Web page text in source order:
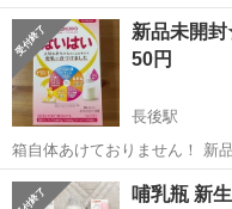
る方にお譲りします。 もう1箱ありますので まとめて2箱でもお譲りで
きます☺️ 即日お渡し可能🙆‍♀️ 受け渡しはセブンイレブン藤沢長後南
店、長後駅...
神奈川 藤沢市 長後駅
新品未開
50円
長後駅
箱自体あけておりません！ 新
です！ ミルクのお試しなどに
なっております！
神奈川 藤沢市 長後駅
哺乳瓶 新